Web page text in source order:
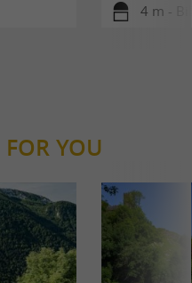
4 m -
FOR YOU